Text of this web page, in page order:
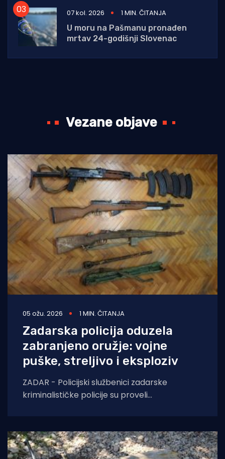
07 kol. 2026
1 MIN. ČITANJA
U moru na Pašmanu pronađen
mrtav 24-godišnji Slovenac
Vezane objave
05 ožu. 2026 1 MIN. ČITANJA
Zadarska policija oduzela
zabranjeno oružje: vojne
puške, streljivo i eksploziv
ZADAR - Policijski službenici zadarske
kriminalističke policije su proveli